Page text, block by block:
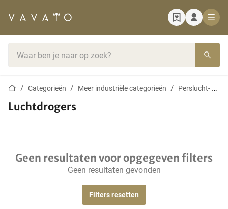
StartpaginaCategorieën Meer industriële categorieën Perslucht- en vacuümapparatuur
Luchtdrogers
Geen resultaten voor opgegeven filters
Geen resultaten gevonden
Filters resetten